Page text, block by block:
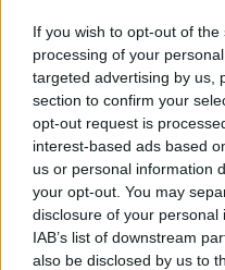
If you wish to opt-out of
processing of your
targeted advertising by us,
section to confirm your
opt-out request is
interest-based ads based
us or personal information
your opt-out. You may
disclosure of your
IAB’s list of downstream
also be disclosed by us to
— világított rá a
a felsorolt esetek
váltak az
ismert probléma
töltési idővel
maradtak.